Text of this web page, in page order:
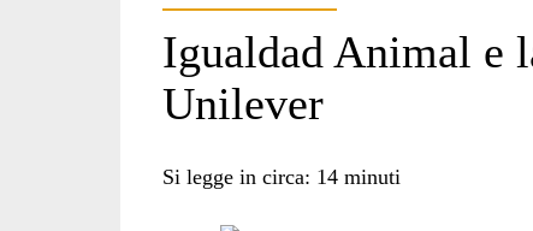
Igualdad Animal e
Unilever
Si legge in circa: 14 minuti